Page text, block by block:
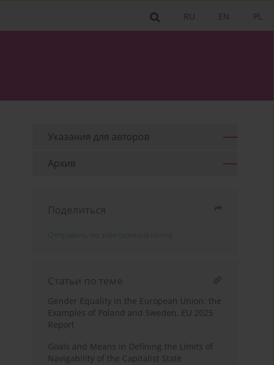
PL
EN
RU
Указания для aвторов
Архив
Поделиться
Статьи по теме
Gender Equality in the European Union: the
Examples of Poland and Sweden. EU 2025
Report
Goals and Means in Defining the Limits of
Navigability of the Capitalist State